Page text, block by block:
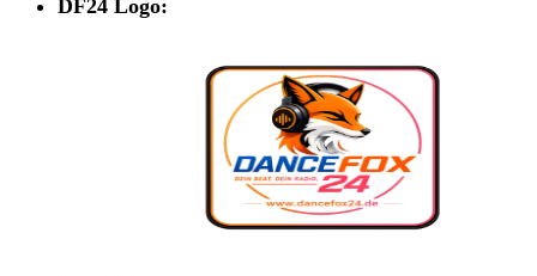
DF24 Logo: